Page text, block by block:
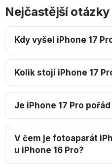
Nejčastější otázky
Kdy vyšel iPhone 17
Kolik stojí iPhone 17
Je iPhone 17 Pro
V čem je fotoaparát
u iPhone 16 Pro?